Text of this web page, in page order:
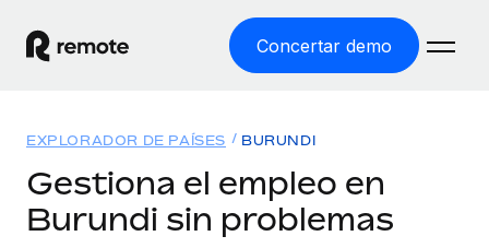
Concertar demo
EMPLEO GLOBAL
Soluciones
EXPLORADOR DE PAÍSES BURUNDI
Gestiona el empleo en
Burundi sin problemas